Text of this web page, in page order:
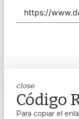
close
Código
Para copiar el